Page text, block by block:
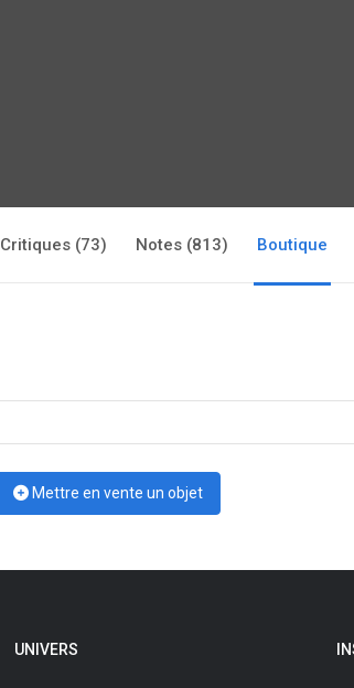
Critiques (73) Notes (813) Boutique
Mettre en vente un objet
UNIVERS